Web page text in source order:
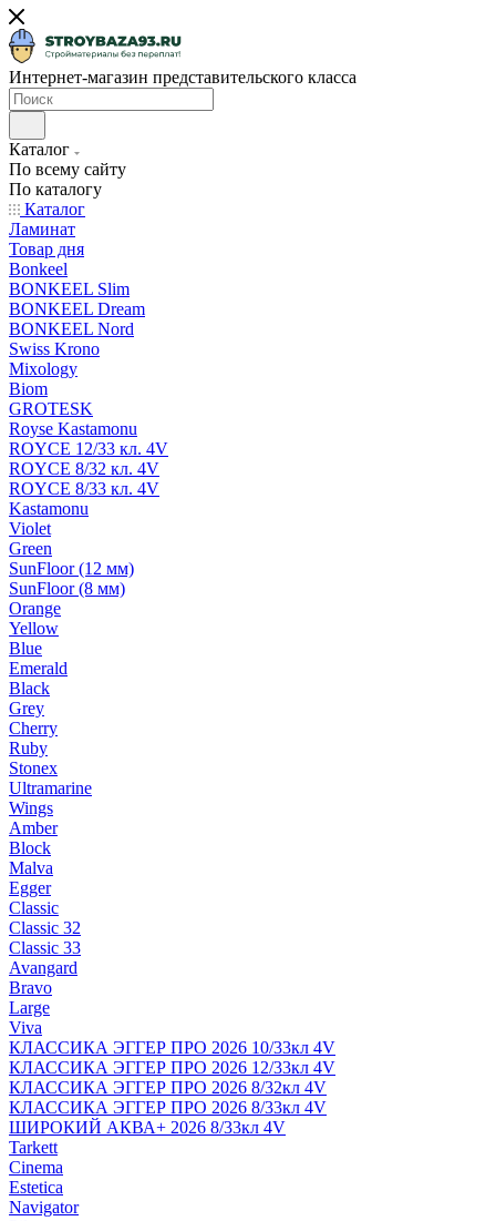
Интернет-магазин представительского класса
Каталог
По всему сайту
По каталогу
Каталог
Ламинат
Товар дня
Bonkeel
BONKEEL Slim
BONKEEL Dream
BONKEEL Nord
Swiss Krono
Mixology
Biom
GROTESK
Royse Kastamonu
ROYCE 12/33 кл. 4V
ROYCE 8/32 кл. 4V
ROYCE 8/33 кл. 4V
Kastamonu
Violet
Green
SunFloor (12 мм)
SunFloor (8 мм)
Orange
Yellow
Blue
Emerald
Black
Grey
Cherry
Ruby
Stonex
Ultramarine
Wings
Amber
Block
Malva
Egger
Classic
Classic 32
Classic 33
Avangard
Bravo
Large
Viva
КЛАССИКА ЭГГЕР ПРО 2026 10/33кл 4V
КЛАССИКА ЭГГЕР ПРО 2026 12/33кл 4V
КЛАССИКА ЭГГЕР ПРО 2026 8/32кл 4V
КЛАССИКА ЭГГЕР ПРО 2026 8/33кл 4V
ШИРОКИЙ АКВА+ 2026 8/33кл 4V
Tarkett
Cinema
Estetica
Navigator